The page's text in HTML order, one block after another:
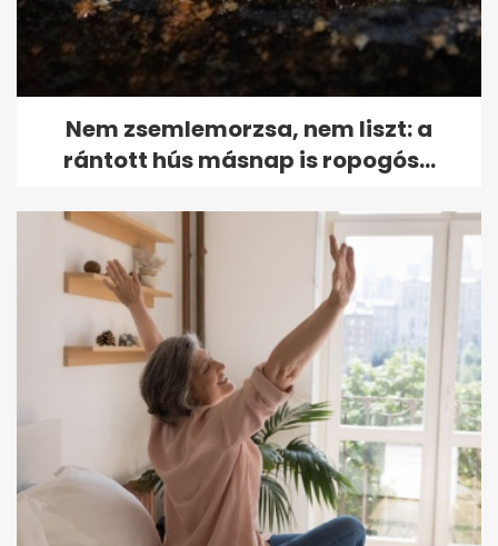
Nem zsemlemorzsa, nem liszt: a
rántott hús másnap is ropogós...